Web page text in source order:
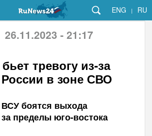
ENG | RU
26.11.2023 - 21:17
тревогу из-за
в зоне СВО
боятся выхода
пределы юго-востока